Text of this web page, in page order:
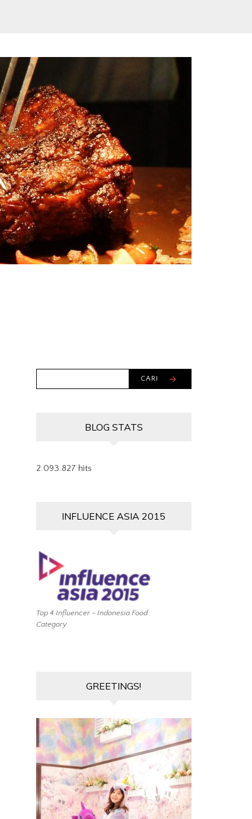
CARI
BLOG STATS
2.093.827 hits
INFLUENCE ASIA 2015
Top 4 Influencer - Indonesia Food
Category
GREETINGS!